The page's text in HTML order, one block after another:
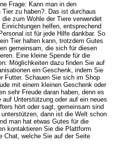
Frage: Kann man in den
zu haben?. Das ist durchaus
zum Wohle der Tiere verwendet
helfen, entsprechend
ist für jede Hilfe dankbar. So
Tier halten kann, trotzdem Gutes
gemeinsam, die sich für diesen
Eine kleine Spende für die
Möglichkeiten dazu finden Sie auf
ein Geschenk, indem Sie
Futter. Schauen Sie sich im Shop
mit einem kleinen Geschenk oder
sehr Freude daran haben, denn es
Unterstützung oder auf ein neues
hört oder sagt, gemeinsam sind
dann ist die Welt schon
man hat etwas Gutes für die
kontaktieren Sie die Plattform
Chat, welche Sie auf der Seite